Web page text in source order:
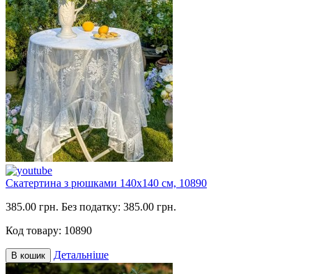
Скатертина з рюшками 140х140 см, 10890
385.00 грн. Без податку: 385.00 грн.
Код товару: 10890
В кошик Детальніше